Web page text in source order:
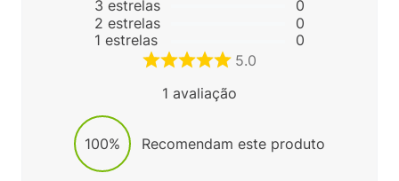
3 estrelas
2 estrelas
1 estrelas
0
0
0
5.0
1 avaliação
100% Recomendam este produto